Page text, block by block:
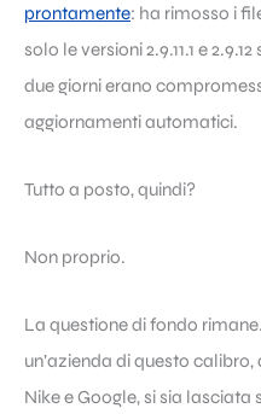
prontamente: ha rimosso i
solo le versioni 2.9.11.1 e
due giorni erano
aggiornamenti automatici.
Tutto a posto, quindi?
Non proprio.
La questione di fondo
un’azienda di questo
Nike e Google, si sia lasciata